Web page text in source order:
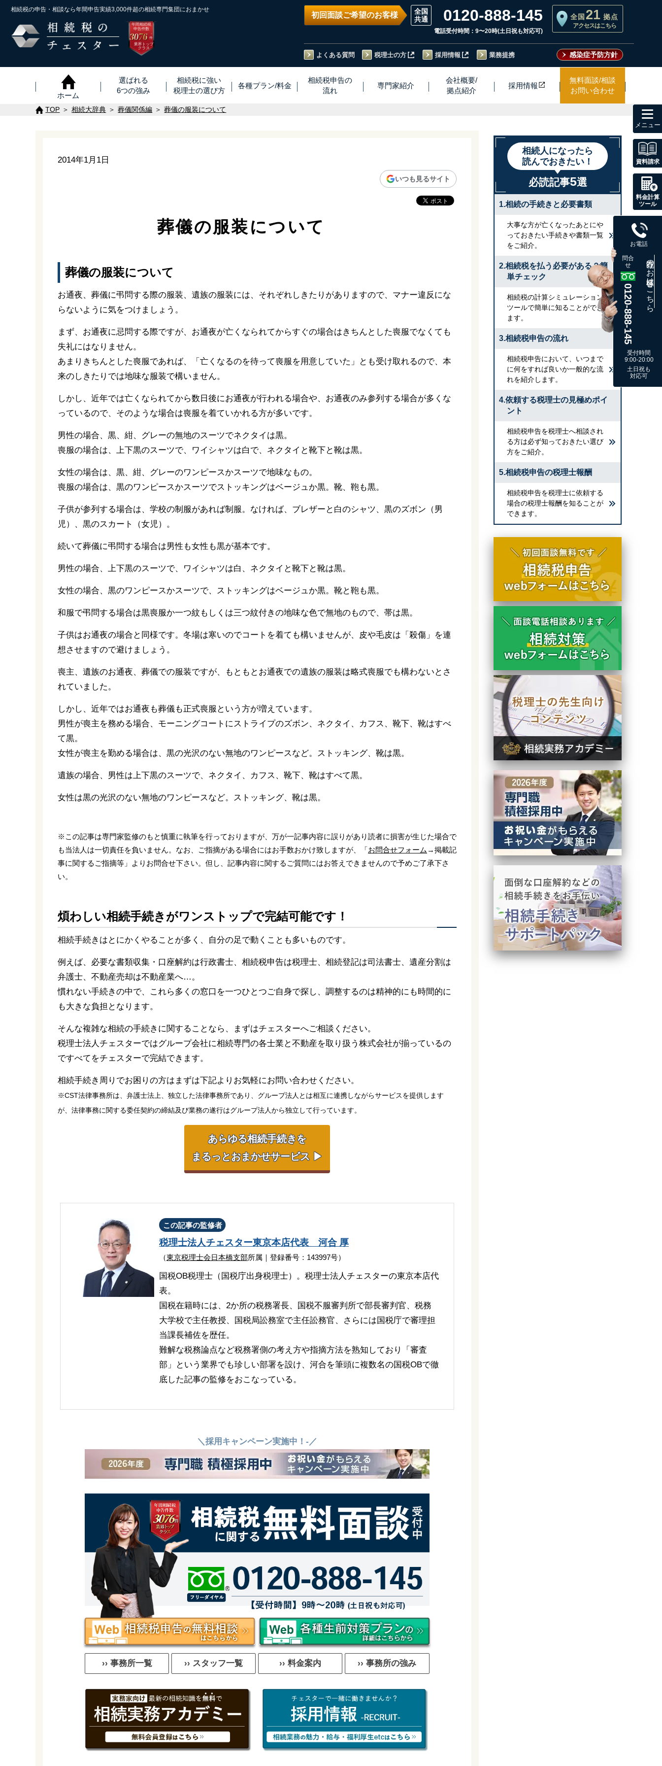
相続税の申告・相談なら年間申告実績3,000件超の相続専門集団におまかせ
年間相続税
申告件数
3076 ※
件
業界トップ
クラス
初回面談ご希望のお客様 0120-888-145
電話受付時間：9〜20時(土日祝も対応可)
全国 21 拠点
アクセスはこちら
よくある質問 税理士の方 採用情報 業務提携 感染症予防方針
ホーム
選ばれる
6つの強み
相続税に強い
税理士の選び方
各種プラン/料金
相続税申告の
流れ
専門家紹介
会社概要/
拠点紹介
採用情報
無料面談/相談
お問い合わせ
TOP 相続大辞典 葬儀関係編 葬儀の服装について
2014年1月1日
いつも見るサイト
葬儀の服装について
葬儀の服装について
お通夜、葬儀に弔問する際の服装、遺族の服装には、それぞれしきたりがありますので、マナー違反にな
らないように気をつけましょう。
まず、お通夜に忌問する際ですが、お通夜が亡くなられてからすぐの場合はきちんとした喪服でなくても
失礼にはなりません。
あまりきちんとした喪服であれば、「亡くなるのを待って喪服を用意していた」とも受け取れるので、本
来のしきたりでは地味な服装で構いません。
しかし、近年では亡くなられてから数日後にお通夜が行われる場合や、お通夜のみ参列する場合が多くな
っているので、そのような場合は喪服を着ていかれる方が多いです。
男性の場合、黒、紺、グレーの無地のスーツでネクタイは黒。
喪服の場合は、上下黒のスーツで、ワイシャツは白で、ネクタイと靴下と靴は黒。
女性の場合は、黒、紺、グレーのワンピースかスーツで地味なもの。
喪服の場合は、黒のワンピースかスーツでストッキングはベージュか黒。靴、鞄も黒。
子供が参列する場合は、学校の制服があれば制服。なければ、ブレザーと白のシャツ、黒のズボン（男
児）、黒のスカート（女児）。
続いて葬儀に弔問する場合は男性も女性も黒が基本です。
男性の場合、上下黒のスーツで、ワイシャツは白、ネクタイと靴下と靴は黒。
女性の場合、黒のワンピースかスーツで、ストッキングはベージュか黒。靴と鞄も黒。
和服で弔問する場合は黒喪服か一つ紋もしくは三つ紋付きの地味な色で無地のもので、帯は黒。
子供はお通夜の場合と同様です。冬場は寒いのでコートを着ても構いませんが、皮や毛皮は「殺傷」を連
想させますので避けましょう。
喪主、遺族のお通夜、葬儀での服装ですが、もともとお通夜での遺族の服装は略式喪服でも構わないとさ
れていました。
しかし、近年ではお通夜も葬儀も正式喪服という方が増えています。
男性が喪主を務める場合、モーニングコートにストライプのズボン、ネクタイ、カフス、靴下、靴はすべ
て黒。
女性が喪主を勤める場合は、黒の光沢のない無地のワンピースなど。ストッキング、靴は黒。
遺族の場合、男性は上下黒のスーツで、ネクタイ、カフス、靴下、靴はすべて黒。
女性は黒の光沢のない無地のワンピースなど。ストッキング、靴は黒。
※この記事は専門家監修のもと慎重に執筆を行っておりますが、万が一記事内容に誤りがあり読者に損害が生じた場合で
も当法人は一切責任を負いません。なお、ご指摘がある場合にはお手数おかけ致しますが、「お問合せフォーム →掲載記
事に関するご指摘等」よりお問合せ下さい。但し、記事内容に関するご質問にはお答えできませんので予めご了承下さ
い。
煩わしい相続手続きがワンストップで完結可能です！
相続手続きはとにかくやることが多く、自分の足で動くことも多いものです。
例えば、必要な書類収集・口座解約は行政書士、相続税申告は税理士、相続登記は司法書士、遺産分割は
弁護士、不動産売却は不動産業へ…。
慣れない手続きの中で、これら多くの窓口を一つひとつご自身で探し、調整するのは精神的にも時間的に
も大きな負担となります。
そんな複雑な相続の手続きに関することなら、まずはチェスターへご相談ください。
税理士法人チェスターではグループ会社に相続専門の各士業と不動産を取り扱う株式会社が揃っているの
ですべてをチェスターで完結できます。
相続手続き周りでお困りの方はまずは下記よりお気軽にお問い合わせください。
※CST法律事務所は、弁護士法上、独立した法律事務所であり、グループ法人とは相互に連携しながらサービスを提供します
が、法律事務に関する委任契約の締結及び業務の遂行はグループ法人から独立して行っています。
あらゆる相続手続きを
まるっとおまかせサービス ▶
この記事の監修者
税理士法人チェスター東京本店代表 河合 厚
（東京税理士会日本橋支部所属｜登録番号：143997号）
国税OB税理士（国税庁出身税理士）。税理士法人チェスターの東京本店代
表。
国税在籍時には、2か所の税務署長、国税不服審判所で部長審判官、税務
大学校で主任教授、国税局訟務室で主任訟務官、さらには国税庁で審理担
当課長補佐を歴任。
難解な税務論点など税務署側の考え方や指摘方法を熟知しており「審査
部」という業界でも珍しい部署を設け、河合を筆頭に複数名の国税OBで徹
底した記事の監修をおこなっている。
＼採用キャンペーン実施中！-／
›› 事務所一覧 ›› スタッフ一覧 ›› 料金案内 ›› 事務所の強み
相続人になったら
読んでおきたい！
必読記事5選
1.相続の手続きと必要書類
大事な方が亡くなったあとにや
っておきたい手続きや書類一覧
をご紹介。
2.相続税を払う必要がある？簡
単チェック
相続税の計算シミュレーション
ツールで簡単に知ることができ
ます。
3.相続税申告の流れ
相続税申告において、いつまで
に何をすれば良いか一般的な流
れを紹介します。
4.依頼する税理士の見極めポイ
ント
相続税申告を税理士へ相談され
る方は必ず知っておきたい選び
方をご紹介。
5.相続税申告の税理士報酬
相続税申告を税理士に依頼する
場合の税理士報酬を知ることが
できます。
資料請求
料金計算
ツール
お電話
問合
せ
0120-888-145
既存のお客様はこちら
受付時間
9:00-20:00
土日祝も
対応可